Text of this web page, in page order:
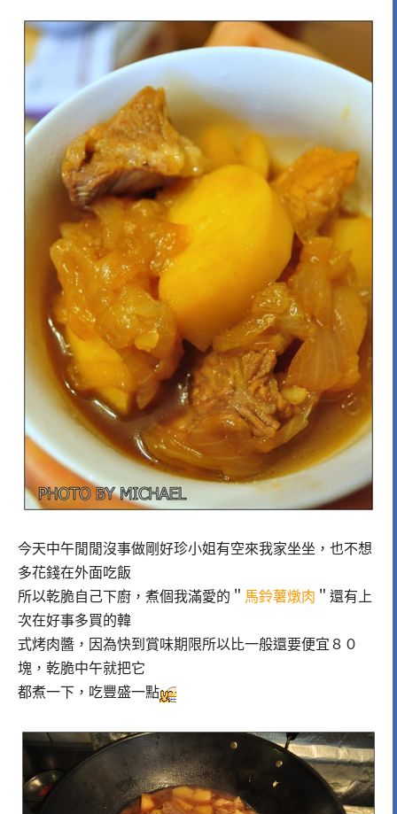
今天中午閒閒沒事做剛好珍小姐有空來我家坐坐，也不想
多花錢在外面吃飯
所以乾脆自己下廚，煮個我滿愛的＂ 馬鈴薯燉肉 ＂還有上
次在好事多買的韓
式烤肉醬，因為快到賞味期限所以比一般還要便宜８０
塊，乾脆中午就把它
都煮一下，吃豐盛一點